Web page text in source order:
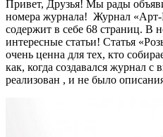
Привет, Друзья! Мы рады
номера журнала! Журнал «Арт-
содержит в себе 68 страниц. В
интересные статьи! Статья
очень ценна для тех, кто
как, когда создавался журнал
реализован , и не было